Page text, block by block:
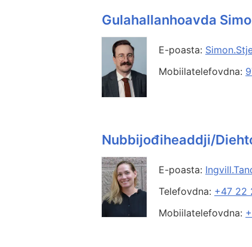
Gulahallanhoavda
E-poasta:
Mobiilatelefovdna:
Nubbijođiheaddji/
E-poasta:
Telefovdna: +47 22
Mobiilatelefovdna: